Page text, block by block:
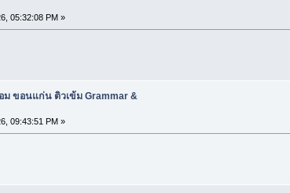
05:32:08 PM »
ม ขอนแก่น ติวเข้ม Grammar &
09:43:51 PM »